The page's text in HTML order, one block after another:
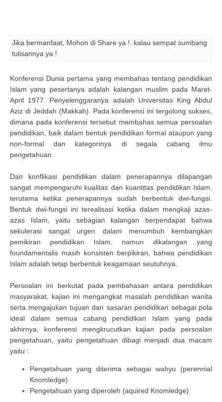
Jika bermanfaat, Mohon di Share ya !. kalau sempat sumbang
tulisannya ya !
Konferensi Dunia pertama yang membahas tentang pendidikan
Islam yang pesertanya adalah kalangan muslim pada Maret-
April 1977. Penyelenggaranya adalah Universitas King Abdul
Aziz di Jeddah (Makkah). Pada konferensi ini tergolong sukses,
dimana pada konferensi tersebut membahas semua persoalan
pendidikan, baik dalam bentuk pendidikan formal ataupun yang
non-formal dan kategorinya di segala cabang ilmu
pengetahuan.
Dan konflikasi pendidikan dalam penerapannya dilapangan
sangat mempengaruhi kualitas dan kuantitas pendidikan Islam,
terutama ketika penerapannya sudah berbentuk dwi-fungsi.
Bentuk dwi-fungsi ini terealisasi ketika dalam mengkaji azas-
azas Islam, yaitu sebagian kalangan berpendapat bahwa
sekulerasi sangat urgen dalam menumbuh kembangkan
pemikiran pendidikan Islam, namun dikalangan yang
foundamentalis masih konsisten berpikiran, bahwa pendidikan
Islam adalah tetap berbentuk keagamaan seutuhnya.
Persoalan ini berkutat pada pembahasan antara pendidikan
masyarakat, kajian ini mengangkat masalah pendidikan wanita
serta mengajukan tujuan dan sasaran pendidikan sebagai pola
ideal dalam semua cabang pendidikan Islam yang pada
akhirnya, konferensi mengkrucutkan kajian pada persoalan
pengetahuan, yaitu pengetahuan dibagi menjadi dua macam
yaitu :
Pengetahuan yang diterima sebagai wahyu (perennial
Knomledge)
Pengetahuan yang diperoleh (aquired Knomledge)